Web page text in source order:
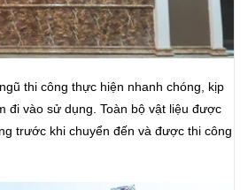
thi công thực hiện nhanh chóng, kịp
đi vào sử dụng. Toàn bộ vật liệu được
trước khi chuyển đến và được thi công